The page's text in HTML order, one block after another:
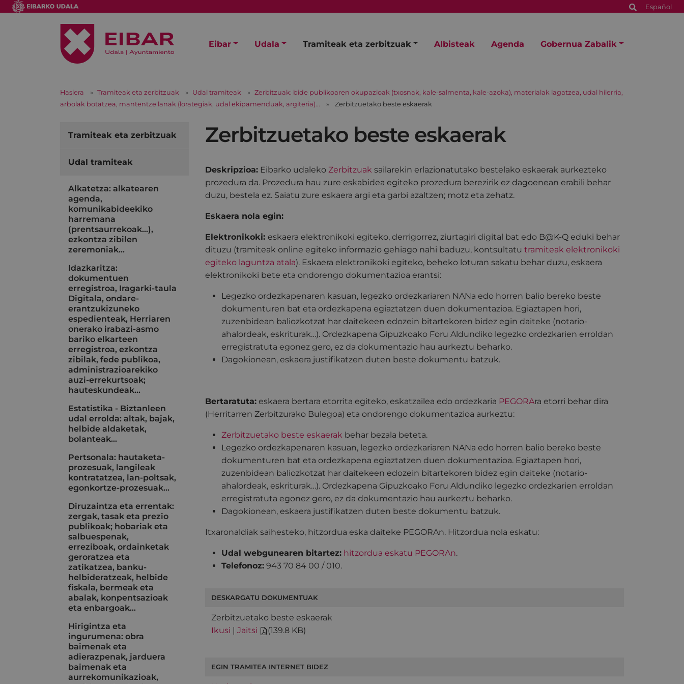
Español
Eibar Udala Tramiteak eta zerbitzuak Albisteak Agenda Gobernua Zabalik
Hasiera Tramiteak eta zerbitzuak Udal tramiteak
Zerbitzuak: bide publikoaren okupazioak (txosnak, kale-salmenta, kale-azoka), materialak lagatzea, udal hilerria,
arbolak botatzea, mantentze lanak (lorategiak, udal ekipamenduak, argiteria)...
Zerbitzuetako beste eskaerak
Zerbitzuetako beste eskaerak
Deskripzioa: Eibarko udaleko Zerbitzuak sailarekin erlazionatutako bestelako eskaerak aurkezteko
prozedura da. Prozedura hau zure eskabidea egiteko prozedura berezirik ez dagoenean erabili behar
duzu, bestela ez. Saiatu zure eskaera argi eta garbi azaltzen; motz eta zehatz.
Eskaera nola egin:
Elektronikoki: eskaera elektronikoki egiteko, derrigorrez, ziurtagiri digital bat edo B@K-Q eduki behar
dituzu (tramiteak online egiteko informazio gehiago nahi baduzu, kontsultatu tramiteak elektronikoki
egiteko laguntza atala). Eskaera elektronikoki egiteko, beheko loturan sakatu behar duzu, eskaera
elektronikoki bete eta ondorengo dokumentazioa erantsi:
Legezko ordezkapenaren kasuan, legezko ordezkariaren NANa edo horren balio bereko beste
dokumenturen bat eta ordezkapena egiaztatzen duen dokumentazioa. Egiaztapen hori,
zuzenbidean baliozkotzat har daitekeen edozein bitartekoren bidez egin daiteke (notario-
ahalordeak, eskriturak…). Ordezkapena Gipuzkoako Foru Aldundiko legezko ordezkarien erroldan
erregistratuta egonez gero, ez da dokumentazio hau aurkeztu beharko.
Dagokionean, eskaera justifikatzen duten beste dokumentu batzuk.
Bertaratuta: eskaera bertara etorrita egiteko, eskatzailea edo ordezkaria PEGORAra etorri behar dira
(Herritarren Zerbitzurako Bulegoa) eta ondorengo dokumentazioa aurkeztu:
Zerbitzuetako beste eskaerak behar bezala beteta.
Legezko ordezkapenaren kasuan, legezko ordezkariaren NANa edo horren balio bereko beste
dokumenturen bat eta ordezkapena egiaztatzen duen dokumentazioa. Egiaztapen hori,
zuzenbidean baliozkotzat har daitekeen edozein bitartekoren bidez egin daiteke (notario-
ahalordeak, eskriturak…). Ordezkapena Gipuzkoako Foru Aldundiko legezko ordezkarien erroldan
erregistratuta egonez gero, ez da dokumentazio hau aurkeztu beharko.
Dagokionean, eskaera justifikatzen duten beste dokumentu batzuk.
Itxaronaldiak saihesteko, hitzordua eska daiteke PEGORAn. Hitzordua nola eskatu:
Udal webgunearen bitartez: hitzordua eskatu PEGORAn.
Telefonoz: 943 70 84 00 / 010.
DESKARGATU DOKUMENTUAK
Zerbitzuetako beste eskaerak
Ikusi | Jaitsi (139.8 KB)
EGIN TRAMITEA INTERNET BIDEZ
Tramiteak eta zerbitzuak
Udal tramiteak
Alkatetza: alkatearen
agenda,
komunikabideekiko
harremana
(prentsaurrekoak...),
ezkontza zibilen
zeremoniak…
Idazkaritza:
dokumentuen
erregistroa, Iragarki-taula
Digitala, ondare-
erantzukizuneko
espedienteak, Herriaren
onerako irabazi-asmo
bariko elkarteen
erregistroa, ezkontza
zibilak, fede publikoa,
administrazioarekiko
auzi-errekurtsoak;
hauteskundeak…
Estatistika - Biztanleen
udal errolda: altak, bajak,
helbide aldaketak,
bolanteak...
Pertsonala: hautaketa-
prozesuak, langileak
kontratatzea, lan-poltsak,
egonkortze-prozesuak...
Diruzaintza eta errentak:
zergak, tasak eta prezio
publikoak; hobariak eta
salbuespenak,
erreziboak, ordainketak
geroratzea eta
zatikatzea, banku-
helbideratzeak, helbide
fiskala, bermeak eta
abalak, konpentsazioak
eta enbargoak…
Hirigintza eta
ingurumena: obra
baimenak eta
adierazpenak, jarduera
baimenak eta
aurrekomunikazioak,